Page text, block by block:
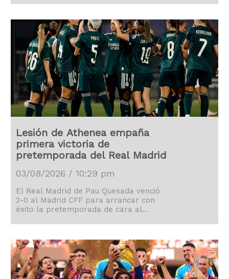
Lesión de Athenea empaña
primera victoria de
pretemporada del Real Madrid
03/08/2026 / 10:29 pm
El Real Madrid de Pau Quesada venció
2-0 al Madrid CFF para arrancar con
éxito la pretemporada de cara al